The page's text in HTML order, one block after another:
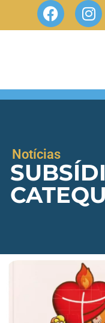
Notícias